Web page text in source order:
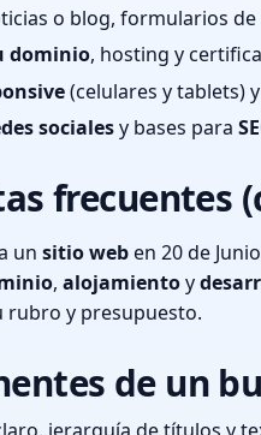
o blog, formularios
dominio, hosting y
(celulares y tablets)
socialesy bases para
frecuentes
un sitio weben 20 de
, alojamientoy
rubro y presupuesto.
de un